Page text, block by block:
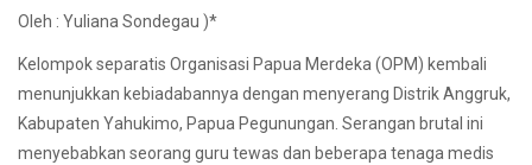
Oleh : Yuliana Sondegau )*
Kelompok separatis Organisasi Papua Merdeka (OPM) kembali
menunjukkan kebiadabannya dengan menyerang Distrik Anggruk,
Kabupaten Yahukimo, Papua Pegunungan. Serangan brutal ini
menyebabkan seorang guru tewas dan beberapa tenaga medis